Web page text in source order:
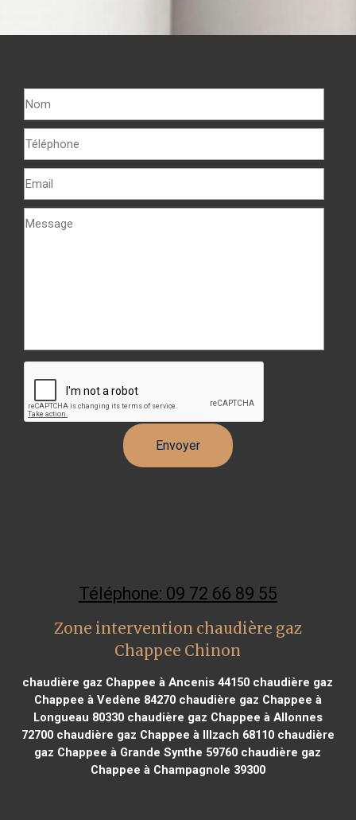
Téléphone: 09 72 66 89 55
Zone intervention chaudière gaz
Chappee Chinon
chaudière gaz Chappee à Ancenis 44150 chaudière gaz
Chappee à Vedène 84270chaudière gaz Chappee à
Longueau 80330chaudière gaz Chappee à Allonnes
72700chaudière gaz Chappee à Illzach 68110chaudière
gaz Chappee à Grande Synthe 59760 chaudière gaz
Chappee à Champagnole 39300